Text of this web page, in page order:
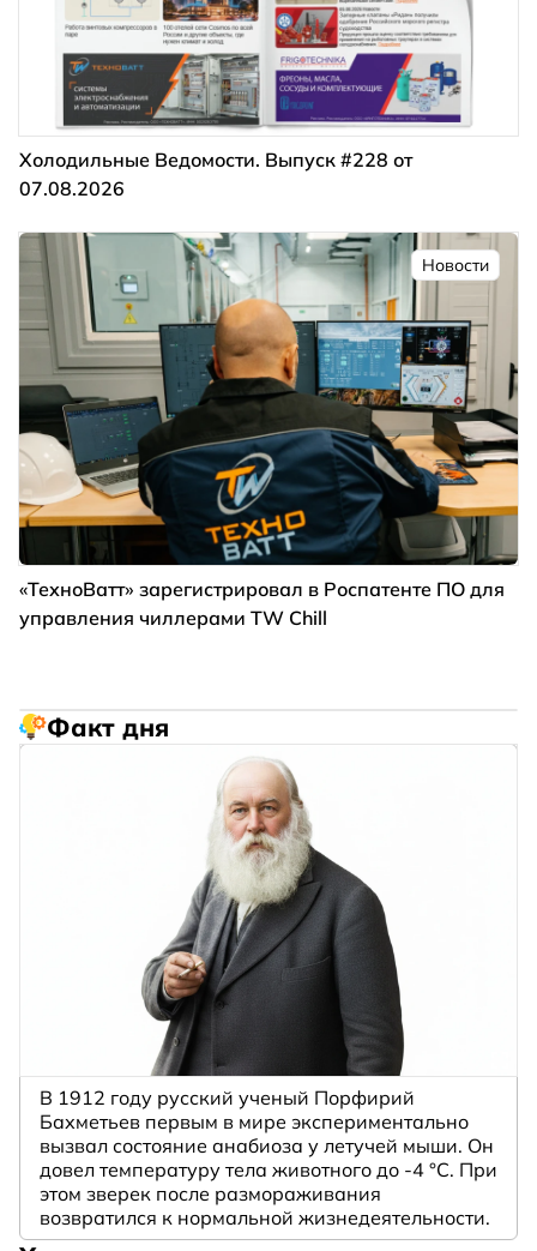
Холодильные Ведомости. Выпуск #228 от
07.08.2026
Новости
«ТехноВатт» зарегистрировал в Роспатенте ПО для
управления чиллерами TW Chill
Факт дня
В 1912 году русский ученый Порфирий
Бахметьев первым в мире экспериментально
вызвал состояние анабиоза у летучей мыши. Он
довел температуру тела животного до -4 °C. При
этом зверек после размораживания
возвратился к нормальной жизнедеятельности.